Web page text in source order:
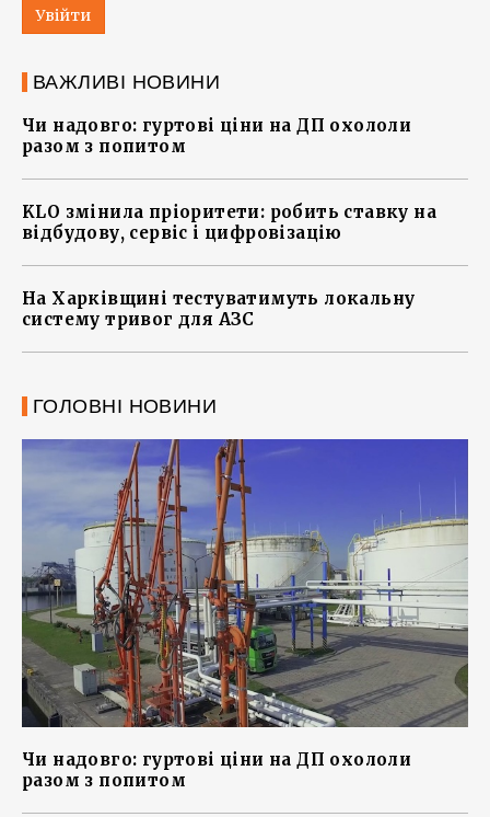
Увійти
ВАЖЛИВІ НОВИНИ
Чи надовго: гуртові ціни на ДП охололи
разом з попитом
KLO змінила пріоритети: робить ставку на
відбудову, сервіс і цифровізацію
На Харківщині тестуватимуть локальну
систему тривог для АЗС
ГОЛОВНІ НОВИНИ
Чи надовго: гуртові ціни на ДП охололи
разом з попитом